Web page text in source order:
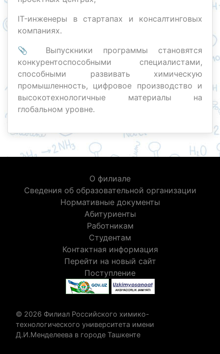
IT-инженеры в стартапах и консалтинговых
компаниях.
📎 Выпускники программы становятся
конкурентоспособными специалистами,
способными развивать химическую
промышленность, цифровое производство и
высокотехнологичные материалы на
глобальном уровне.
О филиале
Сведения об образовательной организации
Нормативные документы
Абитуриенты
Работникам
Студентам
Контактная информация
Перейти на новый сайт
Поступление
© 2026 Филиал Российского химико-
технологического университета имени
Д.И.Менделеева в городе Ташкенте